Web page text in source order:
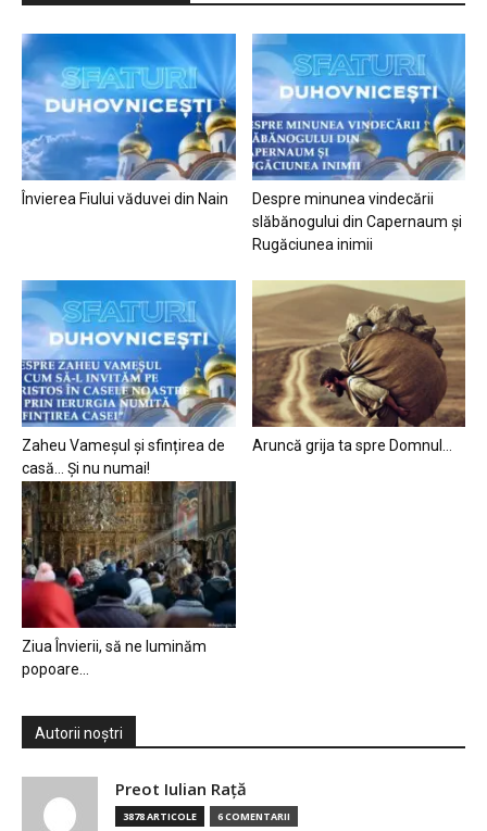
Învierea Fiului văduvei din Nain
Despre minunea vindecării
slăbănogului din Capernaum și
Rugăciunea inimii
Zaheu Vameșul și sfințirea de
casă… Și nu numai!
Aruncă grija ta spre Domnul…
Ziua Învierii, să ne luminăm
popoare…
Autorii noștri
Preot Iulian Raţă
3878 ARTICOLE 6 COMENTARII